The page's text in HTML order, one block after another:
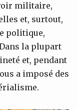
militaire,
et, surtout,
politique,
la plupart
et, pendant
a imposé des